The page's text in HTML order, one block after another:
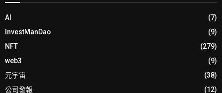
AI
(7)
InvestManDao
(9)
NFT
(279)
web3
(9)
元宇宙
(38)
公司發報
(12)